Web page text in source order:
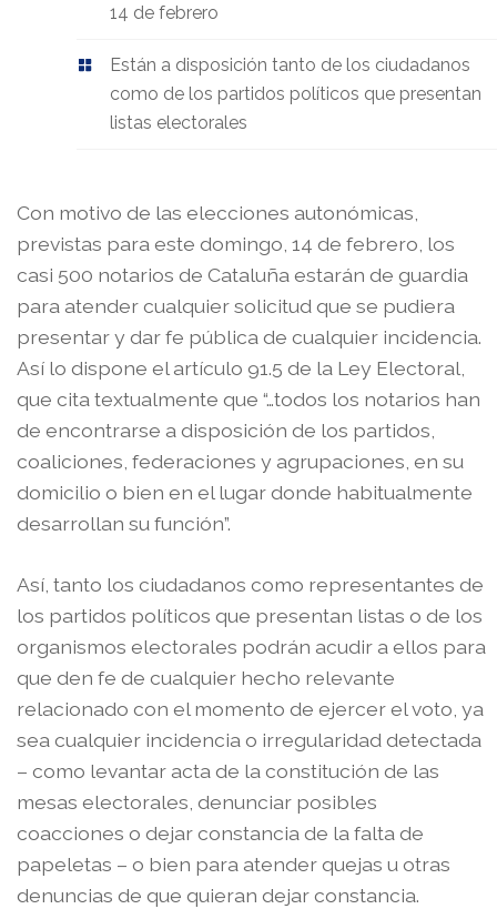
14 de febrero
Están a disposición tanto de los ciudadanos
como de los partidos políticos que presentan
listas electorales
Con motivo de las elecciones autonómicas,
previstas para este domingo, 14 de febrero, los
casi 500 notarios de Cataluña estarán de guardia
para atender cualquier solicitud que se pudiera
presentar y dar fe pública de cualquier incidencia.
Así lo dispone el artículo 91.5 de la Ley Electoral,
que cita textualmente que “…todos los notarios han
de encontrarse a disposición de los partidos,
coaliciones, federaciones y agrupaciones, en su
domicilio o bien en el lugar donde habitualmente
desarrollan su función”.
Así, tanto los ciudadanos como representantes de
los partidos políticos que presentan listas o de los
organismos electorales podrán acudir a ellos para
que den fe de cualquier hecho relevante
relacionado con el momento de ejercer el voto, ya
sea cualquier incidencia o irregularidad detectada
– como levantar acta de la constitución de las
mesas electorales, denunciar posibles
coacciones o dejar constancia de la falta de
papeletas – o bien para atender quejas u otras
denuncias de que quieran dejar constancia.